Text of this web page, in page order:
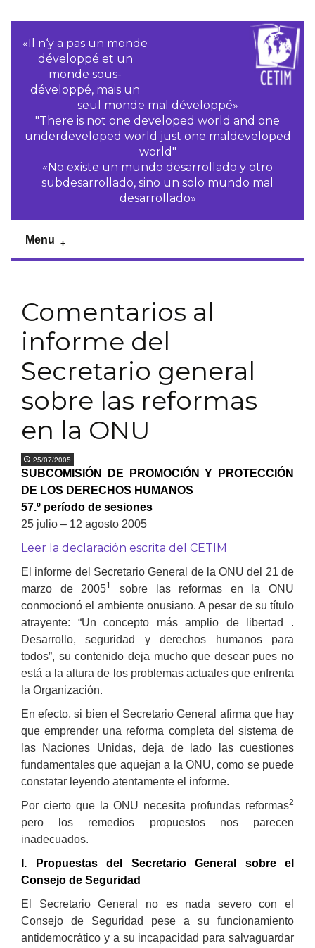
«Il n‘y a pas un monde
développé et un
monde sous-
développé, mais un
seul monde mal développé»
"There is not one developed world and one
underdeveloped world just one maldeveloped
world"
«No existe un mundo desarrollado y otro
subdesarrollado, sino un solo mundo mal
desarrollado»
Menu
Comentarios al
informe del
Secretario general
sobre las reformas
en la ONU
25/07/2005
SUBCOMISIÓN DE PROMOCIÓN Y PROTECCIÓN
DE LOS DERECHOS HUMANOS
57.º período de sesiones
25 julio – 12 agosto 2005
Leer la declaración escrita del CETIM
El informe del Secretario General de la ONU del 21 de
marzo de 20051
sobre las reformas en la ONU
conmocionó el ambiente onusiano. A pesar de su título
atrayente: “Un concepto más amplio de libertad .
Desarrollo, seguridad y derechos humanos para
todos”, su contenido deja mucho que desear pues no
está a la altura de los problemas actuales que enfrenta
la Organización.
En efecto, si bien el Secretario General afirma que hay
que emprender una reforma completa del sistema de
las Naciones Unidas, deja de lado las cuestiones
fundamentales que aquejan a la ONU, como se puede
constatar leyendo atentamente el informe.
Por cierto que la ONU necesita profundas reformas2
pero los remedios propuestos nos parecen
inadecuados.
I. Propuestas del Secretario General sobre el
Consejo de Seguridad
El Secretario General no es nada severo con el
Consejo de Seguridad pese a su funcionamiento
antidemocrático y a su incapacidad para salvaguardar